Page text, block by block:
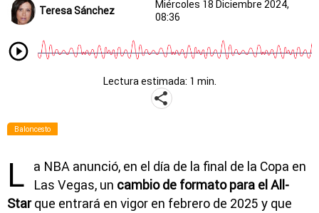
Teresa Sánchez
Miércoles 18 Diciembre 2024,
08:36
Lectura estimada: 1 min.
Baloncesto
L
a NBA anunció, en el día de la final de la Copa en
Las Vegas, un cambio de formato para el All-
Starque entrará en vigor en febrero de 2025 y que